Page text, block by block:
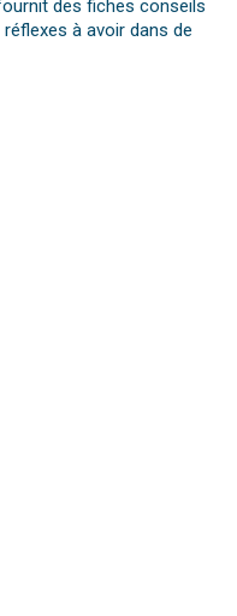
des fiches conseils
à avoir dans de